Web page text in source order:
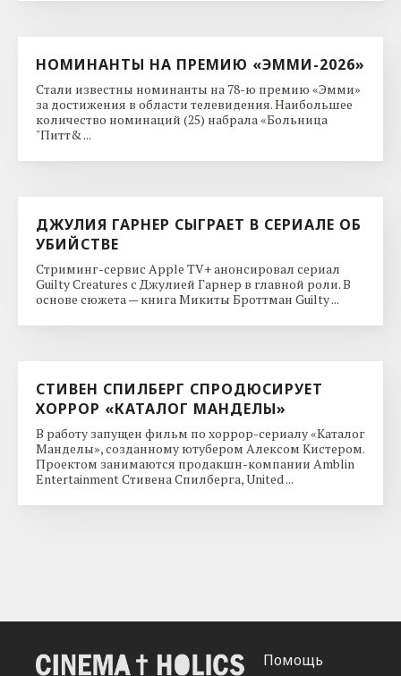
НОМИНАНТЫ НА ПРЕМИЮ «ЭММИ-2026»
Стали известны номинанты на 78-ю премию «Эмми»
за достижения в области телевидения. Наибольшее
количество номинаций (25) набрала «Больница
"Питт& ...
ДЖУЛИЯ ГАРНЕР СЫГРАЕТ В СЕРИАЛЕ ОБ
УБИЙСТВЕ
Стриминг-сервис Apple TV+ анонсировал сериал
Guilty Creatures с Джулией Гарнер в главной роли. В
основе сюжета — книга Микиты Броттман Guilty ...
СТИВЕН СПИЛБЕРГ СПРОДЮСИРУЕТ
ХОРРОР «КАТАЛОГ МАНДЕЛЫ»
В работу запущен фильм по хоррор-сериалу «Каталог
Манделы», созданному ютубером Алексом Кистером.
Проектом занимаются продакшн-компании Amblin
Entertainment Стивена Спилберга, United ...
Помощь